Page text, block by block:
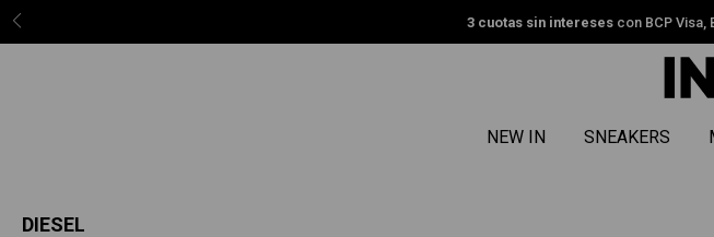
3 cuotas sin intereses con BCP Visa,
NEW IN SNEAKERS
DIESEL